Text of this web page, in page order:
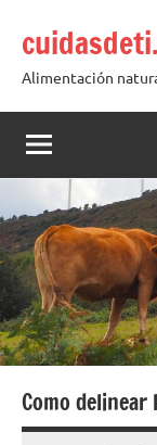
contenido
Alimentación
Como